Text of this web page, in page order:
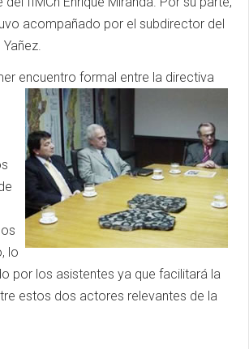
acompañado por el subdirector del
encuentro formal entre la directiva
lo
por los asistentes ya que facilitará la
estos dos actores relevantes de la